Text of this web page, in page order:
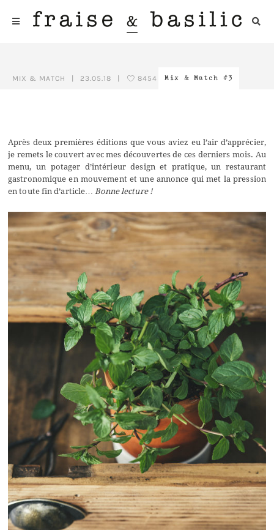
Mix & Match #3
MIX & MATCH 23.05.18 8454
Après deux premières éditions que vous aviez eu l’air d’apprécier,
je remets le couvert avec mes découvertes de ces derniers mois. Au
menu, un potager d’intérieur design et pratique, un restaurant
gastronomique en mouvement et une annonce qui met la pression
en toute fin d’article…
Bonne lecture !